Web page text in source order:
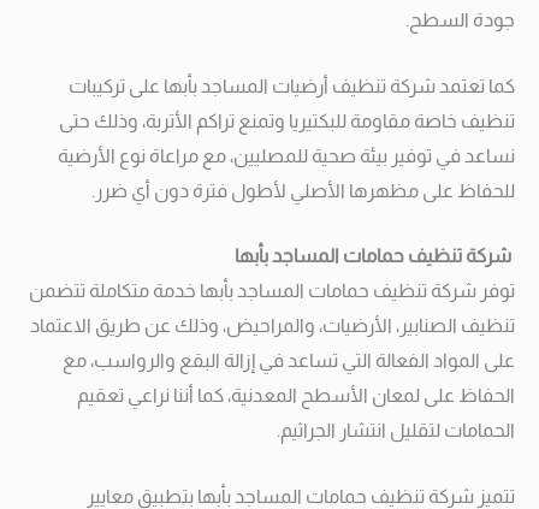
جودة السطح.
كما تعتمد شركة تنظيف أرضيات المساجد بأبها على تركيبات
تنظيف خاصة مقاومة للبكتيريا وتمنع تراكم الأتربة، وذلك حتى
نساعد في توفير بيئة صحية للمصليين، مع مراعاة نوع الأرضية
للحفاظ على مظهرها الأصلي لأطول فترة دون أي ضرر.
شركة تنظيف حمامات المساجد بأبها
توفر شركة تنظيف حمامات المساجد بأبها خدمة متكاملة تتضمن
تنظيف الصنابير، الأرضيات، والمراحيض، وذلك عن طريق الاعتماد
على المواد الفعالة التي تساعد في إزالة البقع والرواسب، مع
الحفاظ على لمعان الأسطح المعدنية، كما أننا نراعي تعقيم
الحمامات لتقليل انتشار الجراثيم.
تتميز شركة تنظيف حمامات المساجد بأبها بتطبيق معايير